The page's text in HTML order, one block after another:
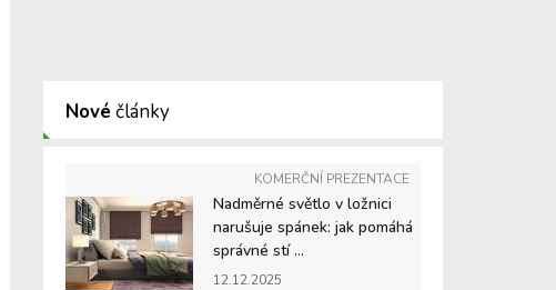
Nové články
KOMERČNÍ PREZENTACE
Nadměrné světlo v ložnici
narušuje spánek: jak pomáhá
správné stí ...
12.12.2025